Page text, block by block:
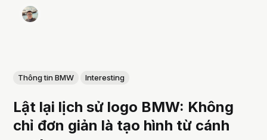
Thông tin BMW Interesting
Lật lại lịch sử logo BMW: Không
chỉ đơn giản là tạo hình từ cánh